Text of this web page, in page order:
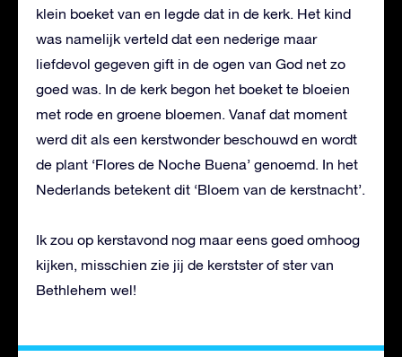
klein boeket van en legde dat in de kerk. Het kind
was namelijk verteld dat een nederige maar
liefdevol gegeven gift in de ogen van God net zo
goed was. In de kerk begon het boeket te bloeien
met rode en groene bloemen. Vanaf dat moment
werd dit als een kerstwonder beschouwd en wordt
de plant ‘Flores de Noche Buena’ genoemd. In het
Nederlands betekent dit ‘Bloem van de kerstnacht’.
Ik zou op kerstavond nog maar eens goed omhoog
kijken, misschien zie jij de kerstster of ster van
Bethlehem wel!